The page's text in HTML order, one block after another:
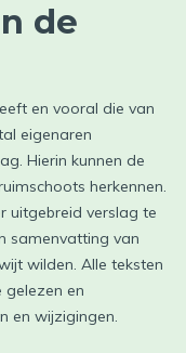
de
en vooral die van
eigenaren
Hierin kunnen de
herkennen.
uitgebreid verslag te
samenvatting van
wilden. Alle teksten
en
en wijzigingen.